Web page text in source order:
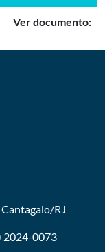
Ver documento:
Cantagalo/RJ
2024-0073